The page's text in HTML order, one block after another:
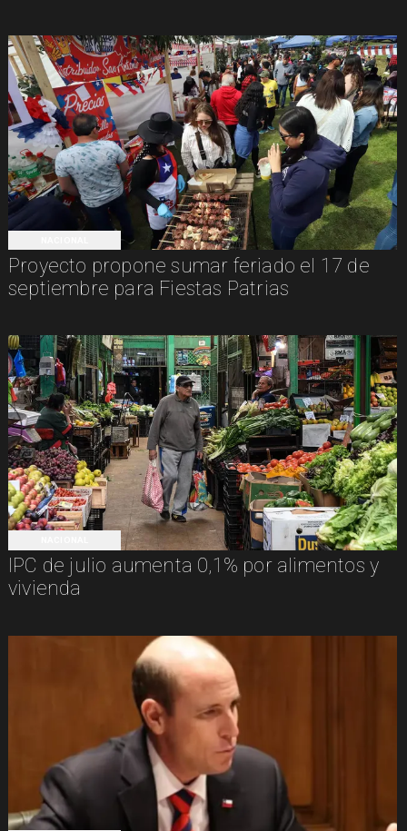
Proyecto propone sumar feriado el 17 de
septiembre para Fiestas Patrias
IPC de julio aumenta 0,1% por alimentos y
vivienda